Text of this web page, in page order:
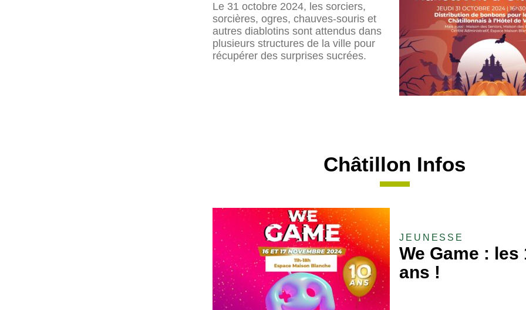
Le 31 octobre 2024, les sorciers,
sorcières, ogres, chauves-souris et
autres diablotins sont attendus dans
plusieurs structures de la ville pour
récupérer des surprises sucrées.
Châtillon Infos
JEUNESSE
We Game : les
ans !